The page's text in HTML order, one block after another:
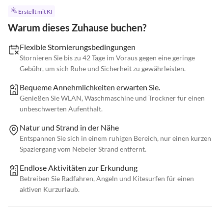
Erstellt mit KI
Warum dieses Zuhause buchen?
Flexible Stornierungsbedingungen
Stornieren Sie bis zu 42 Tage im Voraus gegen eine geringe
Gebühr, um sich Ruhe und Sicherheit zu gewährleisten.
Bequeme Annehmlichkeiten erwarten Sie.
Genießen Sie WLAN, Waschmaschine und Trockner für einen
unbeschwerten Aufenthalt.
Natur und Strand in der Nähe
Entspannen Sie sich in einem ruhigen Bereich, nur einen kurzen
Spaziergang vom Nebeler Strand entfernt.
Endlose Aktivitäten zur Erkundung
Betreiben Sie Radfahren, Angeln und Kitesurfen für einen
aktiven Kurzurlaub.